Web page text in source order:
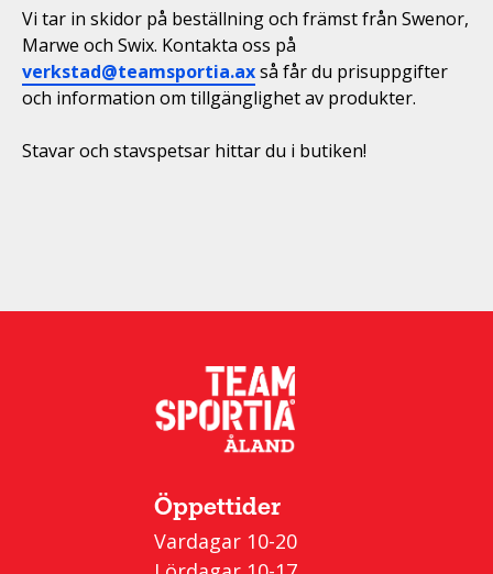
Vi tar in skidor på beställning och främst från Swenor,
Marwe och Swix. Kontakta oss på
verkstad@teamsportia.axså får du prisuppgifter
och information om tillgänglighet av produkter.
Stavar och stavspetsar hittar du i butiken!
Öppettider
Vardagar 10-20